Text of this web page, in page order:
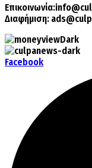
Επικοινωνία:
Διαφήμιση:
Facebook